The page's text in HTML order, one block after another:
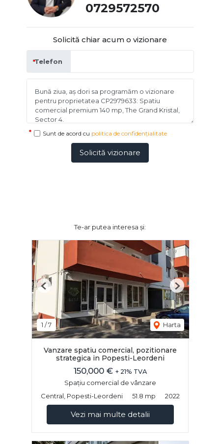
0729572570
Solicită chiar acum o vizionare
Telefon
Sunt de acord cu politica de confidențialitate
Solicită vizionare
Te-ar putea interesa și:
1 /7 Harta
Previous Next
Vanzare spatiu comercial, pozitionare
strategica in Popesti-Leordeni
150,000 € + 21% TVA
Spațiu comercial de vânzare
Central, Popesti-Leordeni
51.8 mp 2022
Vezi mai multe detalii